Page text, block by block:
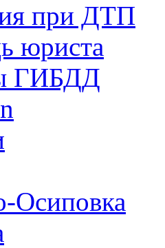
при ДТП
юриста
ГИБДД
Осиповка